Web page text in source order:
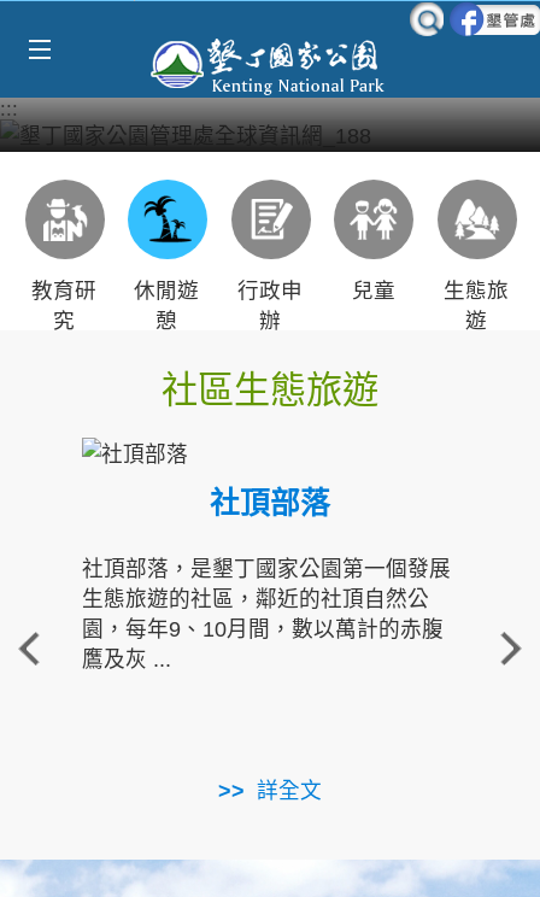
:::
教育研
究
休閒遊
憩
行政申
辦
兒童
生態旅
遊
社區生態旅遊
社頂部落
社頂部落，是墾丁國家公園第一個發展
生態旅遊的社區，鄰近的社頂自然公
園，每年9、10月間，數以萬計的赤腹
鷹及灰 ...
詳全文
重
走進